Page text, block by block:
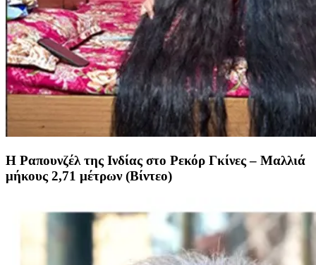
Η Ραπουνζέλ της Ινδίας στο Ρεκόρ Γκίνες – Μαλλιά
μήκους 2,71 μέτρων (Βίντεο)